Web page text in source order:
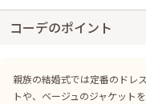
コーデのポイント
親族の結婚式では定番のドレ
トや、ベージュのジャケット